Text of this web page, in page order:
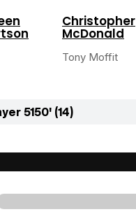
Christopher
McDonald
Tony Moffit
5150' (14)